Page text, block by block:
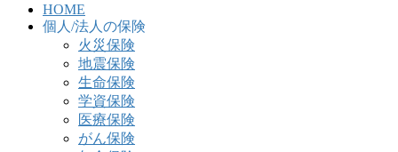
HOME
個人/法人の保険
火災保険
地震保険
生命保険
学資保険
医療保険
がん保険